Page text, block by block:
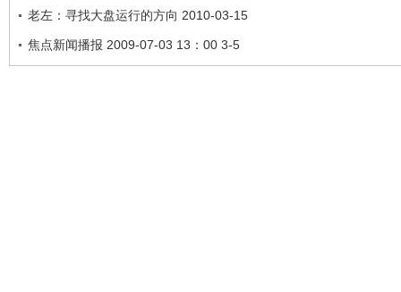
老左：寻找大盘运行的方向 2010-03-15
焦点新闻播报 2009-07-03 13：00 3-5